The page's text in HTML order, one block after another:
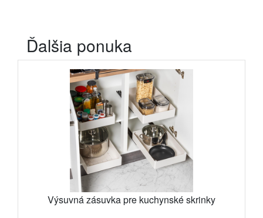
Ďalšia ponuka
Výsuvná zásuvka pre kuchynské skrinky